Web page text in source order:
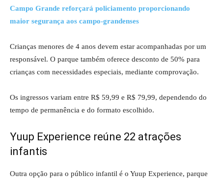
Campo Grande reforçará policiamento proporcionando
maior segurança aos campo-grandenses
Crianças menores de 4 anos devem estar acompanhadas por um
responsável. O parque também oferece desconto de 50% para
crianças com necessidades especiais, mediante comprovação.
Os ingressos variam entre R$ 59,99 e R$ 79,99, dependendo do
tempo de permanência e do formato escolhido.
Yuup Experience reúne 22 atrações
infantis
Outra opção para o público infantil é o Yuup Experience, parque